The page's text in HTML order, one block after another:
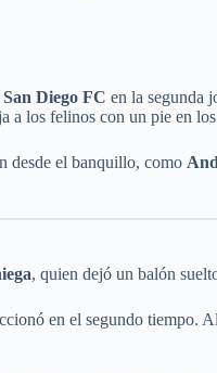
San Diego FC en la segunda
a los felinos con un pie en
desde el banquillo, como
, quien dejó un balón
en el segundo tiempo.